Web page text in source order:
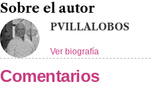
Sobre el autor
PVILLALOBOS
Ver biografía
Comentarios